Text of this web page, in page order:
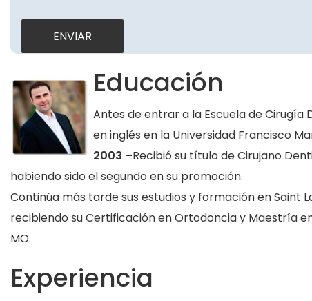
Educación
Antes de entrar a la Escuela de Cirugía
en inglés en la Universidad Francisco
2003 –Recibió su título de Cirujano
habiendo sido el segundo en su promoción.
Continúa más tarde sus estudios y formación en Saint
recibiendo su Certificación en Ortodoncia y Maestría
MO.
Experiencia